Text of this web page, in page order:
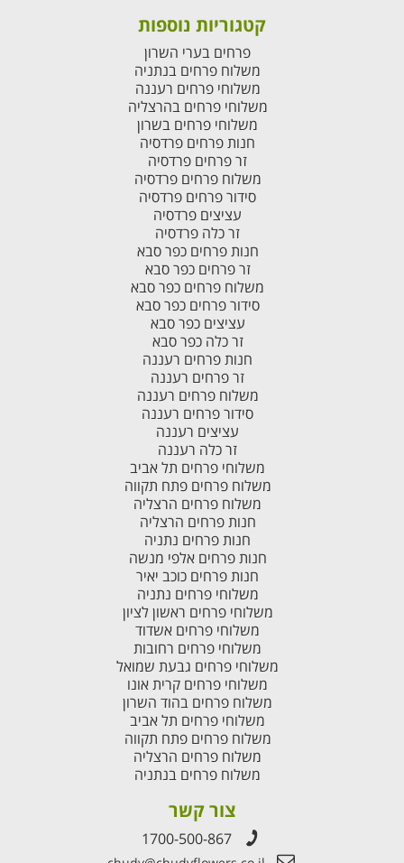
קטגוריות נוספות
פרחים בערי השרון
משלוח פרחים בנתניה
משלוחי פרחים רעננה
משלוחי פרחים בהרצליה
משלוחי פרחים בשרון
חנות פרחים פרדסיה
זר פרחים פרדסיה
משלוח פרחים פרדסיה
סידור פרחים פרדסיה
עציצים פרדסיה
זר כלה פרדסיה
חנות פרחים כפר סבא
זר פרחים כפר סבא
משלוח פרחים כפר סבא
סידור פרחים כפר סבא
עציצים כפר סבא
זר כלה כפר סבא
חנות פרחים רעננה
זר פרחים רעננה
משלוח פרחים רעננה
סידור פרחים רעננה
עציצים רעננה
זר כלה רעננה
משלוחי פרחים תל אביב
משלוח פרחים פתח תקווה
משלוח פרחים הרצליה
חנות פרחים הרצליה
חנות פרחים נתניה
חנות פרחים אלפי מנשה
חנות פרחים כוכב יאיר
משלוחי פרחים נתניה
משלוחי פרחים ראשון לציון
משלוחי פרחים אשדוד
משלוחי פרחים רחובות
משלוחי פרחים גבעת שמואל
משלוחי פרחים קרית אונו
משלוח פרחים בהוד השרון
משלוחי פרחים תל אביב
משלוח פרחים פתח תקווה
משלוח פרחים הרצליה
משלוח פרחים בנתניה
צור קשר
1700-500-867